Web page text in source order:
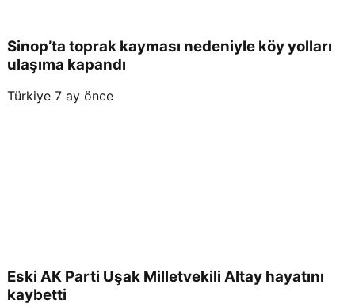
Sinop’ta toprak kayması nedeniyle köy yolları
ulaşıma kapandı
Türkiye 7 ay önce
Eski AK Parti Uşak Milletvekili Altay hayatını
kaybetti